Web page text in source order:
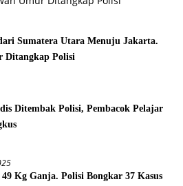
Sumatera Utara Menuju Jakarta.
Ditangkap Polisi
Ditembak Polisi, Pembacok Pelajar
Kg Ganja. Polisi Bongkar 37 Kasus